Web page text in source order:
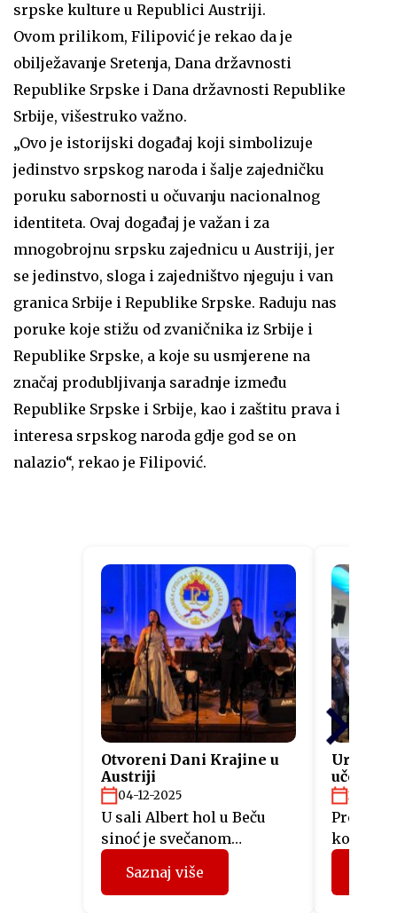
srpske kulture u Republici Austriji.
Ovom prilikom, Filipović je rekao da je
obilježavanje Sretenja, Dana državnosti
Republike Srpske i Dana državnosti Republike
Srbije, višestruko važno.
„Ovo je istorijski događaj koji simbolizuje
jedinstvo srpskog naroda i šalje zajedničku
poruku sabornosti u očuvanju nacionalnog
identiteta. Ovaj događaj je važan i za
mnogobrojnu srpsku zajednicu u Austriji, jer
se jedinstvo, sloga i zajedništvo njeguju i van
granica Srbije i Republike Srpske. Raduju nas
poruke koje stižu od zvaničnika iz Srbije i
Republike Srpske, a koje su usmjerene na
značaj produbljivanja saradnje između
Republike Srpske i Srbije, kao i zaštitu prava i
interesa srpskog naroda gdje god se on
nalazio“, rekao je Filipović.
Otvoreni Dani Krajine u
Austriji
04-12-2025
U sali Albert hol u Beču
sinoć je svečanom
akademijom otvorena
manifestacija Dani Krajine
Saznaj više
26-11-
Srpske,